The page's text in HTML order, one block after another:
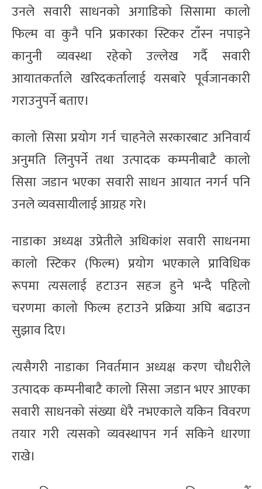
उनले सवारी साधनको अगाडिको सिसामा कालो
फिल्म वा कुनै पनि प्रकारका स्टिकर टाँस्न नपाइने
कानुनी व्यवस्था रहेको उल्लेख गर्दै सवारी
आयातकर्ताले खरिदकर्तालाई यसबारे पूर्वजानकारी
गराउनुपर्ने बताए।
कालो सिसा प्रयोग गर्न चाहनेले सरकारबाट अनिवार्य
अनुमति लिनुपर्ने तथा उत्पादक कम्पनीबाटै कालो
सिसा जडान भएका सवारी साधन आयात नगर्न पनि
उनले व्यवसायीलाई आग्रह गरे।
नाडाका अध्यक्ष उप्रेतीले अधिकांश सवारी साधनमा
कालो स्टिकर (फिल्म) प्रयोग भएकाले प्राविधिक
रूपमा त्यसलाई हटाउन सहज हुने भन्दै पहिलो
चरणमा कालो फिल्म हटाउने प्रक्रिया अघि बढाउन
सुझाव दिए।
त्यसैगरी नाडाका निवर्तमान अध्यक्ष करण चौधरीले
उत्पादक कम्पनीबाटै कालो सिसा जडान भएर आएका
सवारी साधनको संख्या धेरै नभएकाले यकिन विवरण
तयार गरी त्यसको व्यवस्थापन गर्न सकिने धारणा
राखे।